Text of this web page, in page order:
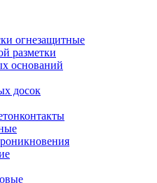
огнезащитные
разметки
оснований
досок